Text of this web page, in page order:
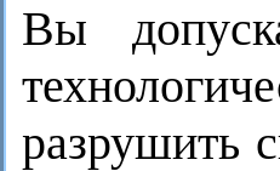
Вы
разрушить